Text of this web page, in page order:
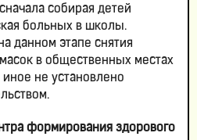
собирая детей
больных в школы.
данном этапе снятия
в общественных местах
не установлено
формирования здорового